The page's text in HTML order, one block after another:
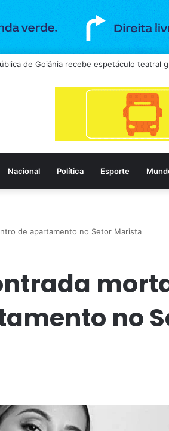
2,2 mil ampolas de tirzepatida
Nacional Política Esporte
de apartamento no Setor Marista
no